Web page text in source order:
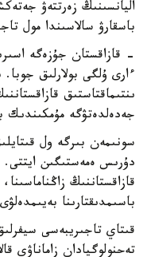
اليانسىنىڭ زەرتتەۋ
باسقارۋ سالاسىندا مول
ءارى ۇلگى بولارلىق جوبا.
ىنتىماقتاستىق
جەدەلدەتۋگە
سونىمەن بىرگە ول
دۇرىس ەمەستىگىن ايتتى.
قازاقستاننىڭ
باسىمدىقتارىنا
قىتاي تاجىريبەسى
تەحنولوگيادان زاماناۋي